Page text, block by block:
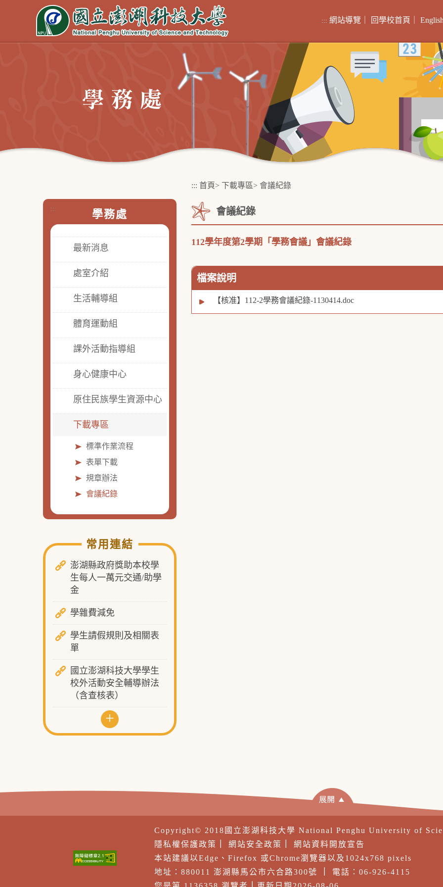
::: 網站導覽 回學校首頁
::: 學務處
最新消息
處室介紹
生活輔導組
體育運動組
課外活動指導組
身心健康中心
原住民族學生資源中心
下載專區
標準作業流程
表單下載
規章辦法
會議紀錄
常用連結
澎湖縣政府獎助本校學
生每人一萬元交通/助學
金
學雜費減免
學生請假規則及相關表
單
國立澎湖科技大學學生
校外活動安全輔導辦法
（含查核表）
+
::: 首頁> 下載專區> 會議紀錄
會議紀錄
112學年度第2學期「學務會議」會議紀錄
檔案說明
【核准】112-2學務會議紀錄-1130414.doc
Copyright© 2018國立澎湖科技大學 National Penghu University of
隱私權保護政策
網站安全政策
網站資料開放宣告
本站建議以Edge、Firefox 或Chrome瀏覽器以及1024x768 pixels
地址：880011 澎湖縣馬公市六合路300號
電話：06-926-4115